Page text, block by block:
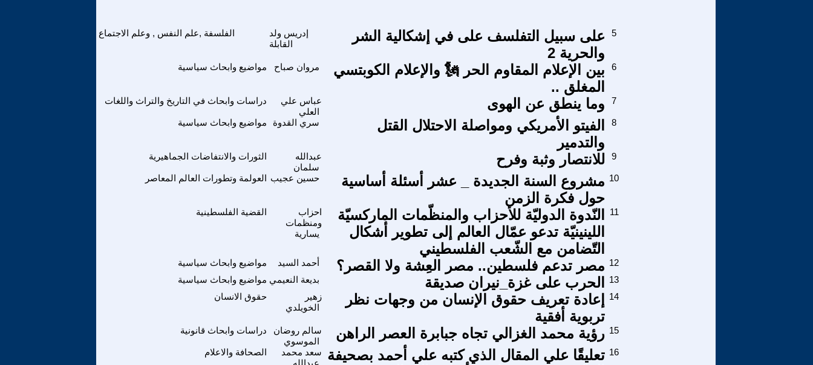
الفلسفة ,علم النفس , وعلم الاجتماع
إدريس ولد
القابلة
على سبيل التفلسف على في إشكالية الشر
والحرية 2
5
مواضيع وابحاث سياسية مروان صباح
بين الإعلام المقاوم الحر 🗽 والإعلام الكوبتسي
المغلق ..
6
دراسات وابحاث في التاريخ والتراث واللغات
عباس علي
العلي
وما ينطق عن الهوى 7
مواضيع وابحاث سياسية سري القدوة
الفيتو الأمريكي ومواصلة الاحتلال القتل
والتدمير
8
الثورات والانتفاضات الجماهيرية
عبدالله
سلمان
للانتصار وثبة وفرح 9
العولمة وتطورات العالم المعاصر حسين عجيب
مشروع السنة الجديدة _ عشر أسئلة أساسية
حول فكرة الزمن
10
القضية الفلسطينية
احزاب
ومنظمات
يسارية
النّدوة الدوليّة للأحزاب والمنظّمات الماركسيّة
اللينينيّة تدعو عمّال العالم إلى تطوير أشكال
التّضامن مع الشّعب الفلسطيني
11
مواضيع وابحاث سياسية أحمد السيد مصر تدعم فلسطين.. مصر العِشة ولا القصر؟ 12
مواضيع وابحاث سياسية بديعة النعيمي الحرب على غزة_نيران صديقة
13
حقوق الانسان
زهير
الخويلدي
إعادة تعريف حقوق الإنسان من وجهات نظر
تربوية أفقية
14
دراسات وابحاث قانونية
سالم روضان
الموسوي
رؤية محمد الغزالي تجاه جبابرة العصر الراهن 15
الصحافة والاعلام
سعد محمد
عبدالله
تعليقًا علي المقال الذي كتبه علي أحمد بصحيفة 16